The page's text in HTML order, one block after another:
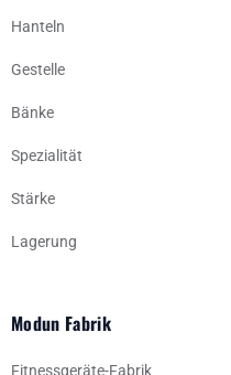
Hanteln
Gestelle
Bänke
Spezialität
Stärke
Lagerung
Modun Fabrik
Fitnessgeräte-Fabrik